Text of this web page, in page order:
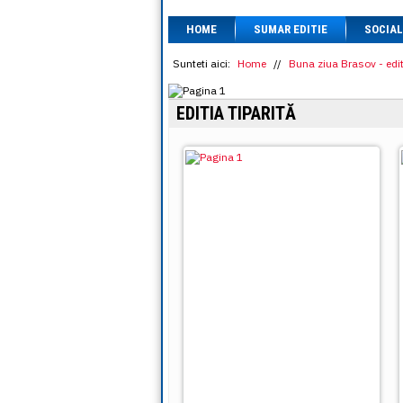
HOME SUMAR EDITIE SOCIAL
Sunteti aici: Home // Buna ziua Brasov -
EDITIA TIPARITĂ